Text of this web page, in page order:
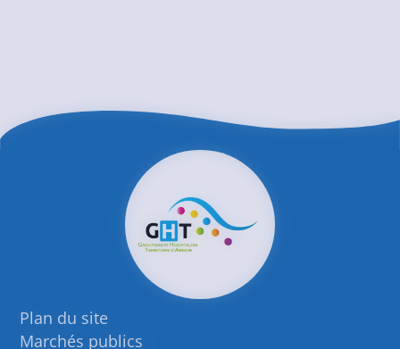
Plan du site
Marchés publics